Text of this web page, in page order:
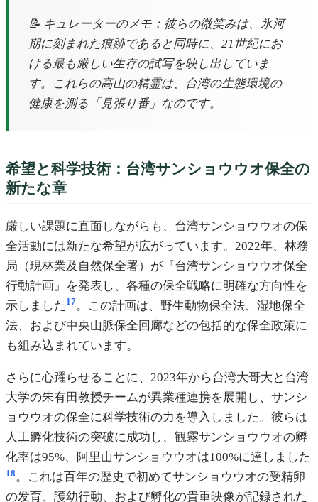
📝 キュレーターのメモ：彼らの微笑みは、氷河
期に刻まれた痕跡であると同時に、21世紀にお
ける最も厳しい生存の試写を映し出していま
す。これらの高山の精霊は、台湾の生態環境の
健康を測る「見張り番」なのです。
希望と科学技術：台湾サンショウウオ保全の
新たな章
厳しい課題に直面しながらも、台湾サンショウウオの保
全活動には新たな希望が広がっています。2022年、林務
局（現林業及自然保全署）が『台湾サンショウウオ保全
行動計画』を発表し、各種の保全戦略に明確な方向性を
示しました 17。この計画は、野生動物保全法、湿地保全
法、および中央山脈保全回廊などの包括的な保全政策に
も組み込まれています。
さらに心躍らせることに、2023年から台湾大哥大と台湾
大学の朱有田教授チームが異業種連携を展開し、サンシ
ョウウオの保全に科学技術の力を導入しました。彼らは
人工孵化技術の突破に成功し、観霧サンショウウオの孵
化率は95%、阿里山サンショウウオは100%に達しました
18。これは百年の歴史で初めてサンショウウオの受精卵
の发育、護幼行動、および孵化の貴重映像が記録された